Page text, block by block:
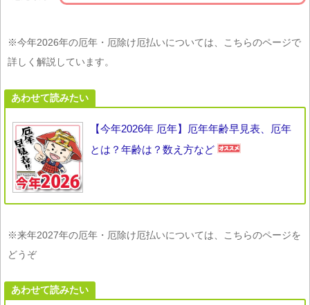
※今年2026年の厄年・厄除け厄払いについては、こちらのページで
詳しく解説しています。
あわせて読みたい
【今年2026年 厄年】厄年年齢早見表、厄年
とは？年齢は？数え方など
※来年2027年の厄年・厄除け厄払いについては、こちらのページを
どうぞ
あわせて読みたい